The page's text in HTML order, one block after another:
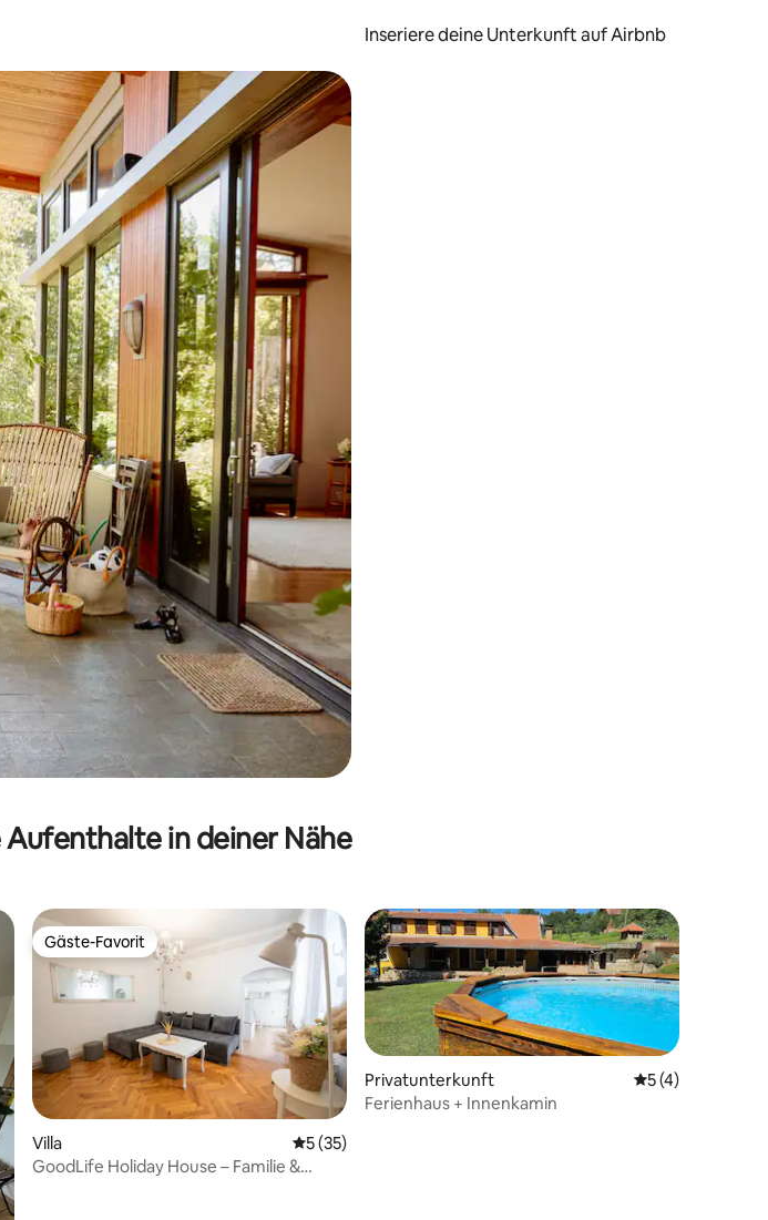
Inseriere deine Unterkunft auf Airbnb
oder erkunde die Ergebnisse durch Berühren oder Wischgesten.
in deiner Nähe
Gäste-Favorit
Gäste-Favorit
Villa Durchschnittliche Bewertung: 5 von 5, 35 Bewertungen
5 (35)
GoodLife Holiday House – Familie &
Privatunterkunft
5 (4)
Ferienhaus + Innenkamin